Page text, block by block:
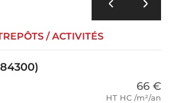
/ ACTIVITÉS
66 €
HT HC /m²/an